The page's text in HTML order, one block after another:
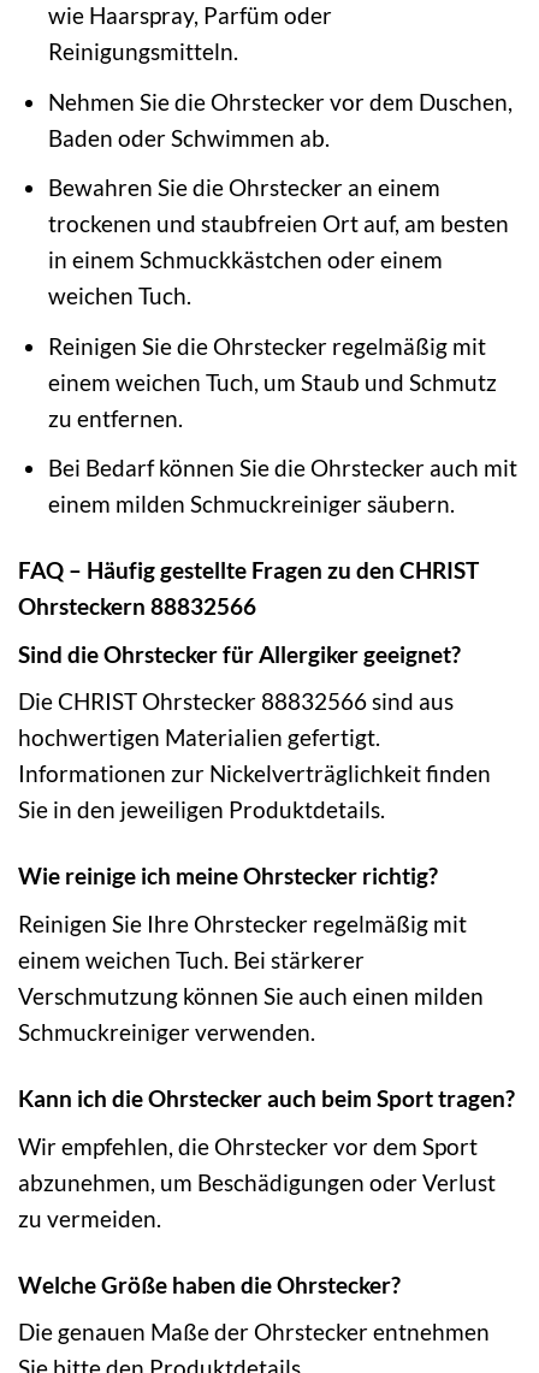
wie Haarspray, Parfüm oder
Reinigungsmitteln.
Nehmen Sie die Ohrstecker vor dem Duschen,
Baden oder Schwimmen ab.
Bewahren Sie die Ohrstecker an einem
trockenen und staubfreien Ort auf, am besten
in einem Schmuckkästchen oder einem
weichen Tuch.
Reinigen Sie die Ohrstecker regelmäßig mit
einem weichen Tuch, um Staub und Schmutz
zu entfernen.
Bei Bedarf können Sie die Ohrstecker auch mit
einem milden Schmuckreiniger säubern.
FAQ – Häufig gestellte Fragen zu den CHRIST
Ohrsteckern 88832566
Sind die Ohrstecker für Allergiker geeignet?
Die CHRIST Ohrstecker 88832566 sind aus
hochwertigen Materialien gefertigt.
Informationen zur Nickelverträglichkeit finden
Sie in den jeweiligen Produktdetails.
Wie reinige ich meine Ohrstecker richtig?
Reinigen Sie Ihre Ohrstecker regelmäßig mit
einem weichen Tuch. Bei stärkerer
Verschmutzung können Sie auch einen milden
Schmuckreiniger verwenden.
Kann ich die Ohrstecker auch beim Sport tragen?
Wir empfehlen, die Ohrstecker vor dem Sport
abzunehmen, um Beschädigungen oder Verlust
zu vermeiden.
Welche Größe haben die Ohrstecker?
Die genauen Maße der Ohrstecker entnehmen